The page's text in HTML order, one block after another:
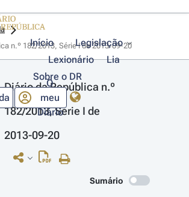
Início
Legislação
Lexionário
Lia
Sobre o DR
O
meu
Diário
n.º 182/2013, Série I de 2013-09-20
Diário da República n.º
182/2013, Série I de
2013-09-20
Sumário